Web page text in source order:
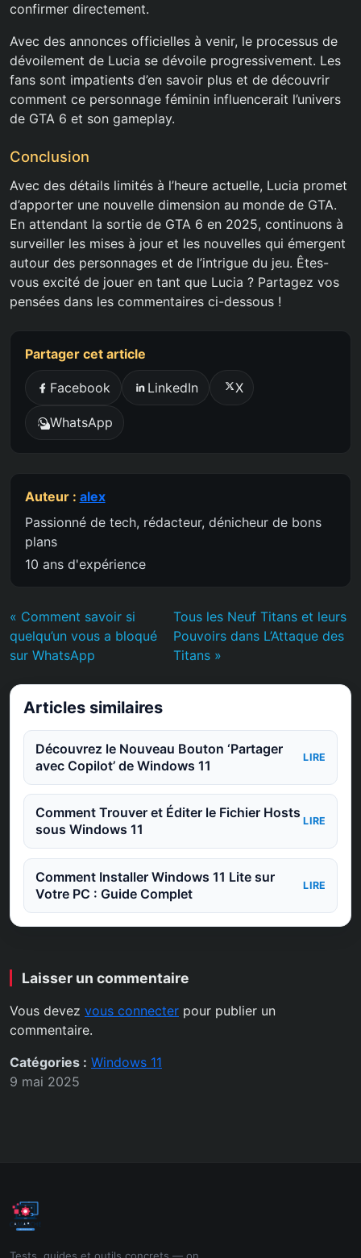
confirmer directement.
Avec des annonces officielles à venir, le processus de
dévoilement de Lucia se dévoile progressivement. Les
fans sont impatients d’en savoir plus et de découvrir
comment ce personnage féminin influencerait l’univers
de GTA 6 et son gameplay.
Conclusion
Avec des détails limités à l’heure actuelle, Lucia promet
d’apporter une nouvelle dimension au monde de GTA.
En attendant la sortie de GTA 6 en 2025, continuons à
surveiller les mises à jour et les nouvelles qui émergent
autour des personnages et de l’intrigue du jeu. Êtes-
vous excité de jouer en tant que Lucia ? Partagez vos
pensées dans les commentaires ci-dessous !
Partager cet article
Facebook LinkedIn X
WhatsApp
Auteur : alex
Passionné de tech, rédacteur, dénicheur de bons
plans
10 ans d'expérience
« Comment savoir si
quelqu’un vous a bloqué
sur WhatsApp
Tous les Neuf Titans et leurs
Pouvoirs dans L’Attaque des
Titans »
Articles similaires
Découvrez le Nouveau Bouton ‘Partager
avec Copilot’ de Windows 11
LIRE
Comment Trouver et Éditer le Fichier Hosts
sous Windows 11
LIRE
Comment Installer Windows 11 Lite sur
Votre PC : Guide Complet
LIRE
Laisser un commentaire
Vous devez vous connecter pour publier un
commentaire.
Catégories : Windows 11
9 mai 2025